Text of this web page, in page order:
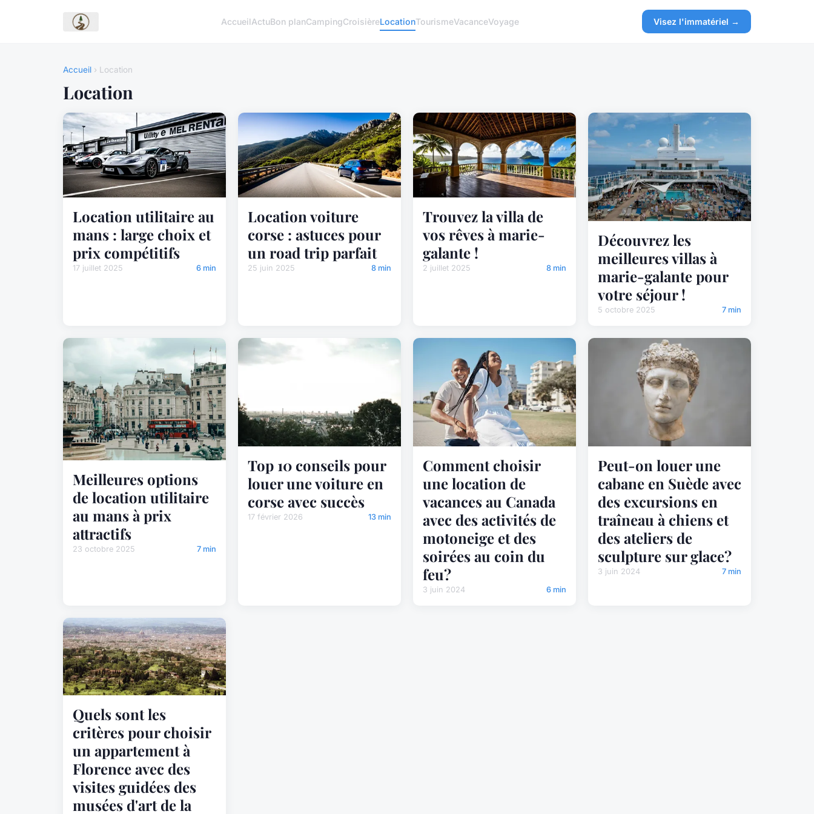
AccueilActuBon planCampingCroisièreLocationTourismeVacanceVoyage Visez l'immatériel →
Accueil › Location
Location
Location utilitaire au
mans : large choix et
prix compétitifs
17 juillet 2025 6 min
Location voiture
corse : astuces pour
un road trip parfait
25 juin 2025 8 min
Trouvez la villa de
vos rêves à marie-
galante !
2 juillet 2025 8 min
Découvrez les
meilleures villas à
marie-galante pour
votre séjour !
5 octobre 2025 7 min
Meilleures options
de location utilitaire
au mans à prix
attractifs
23 octobre 2025 7 min
Top 10 conseils pour
louer une voiture en
corse avec succès
17 février 2026 13 min
Comment choisir
une location de
vacances au Canada
avec des activités de
motoneige et des
soirées au coin du
feu?
3 juin 2024 6 min
Peut-on louer une
cabane en Suède avec
des excursions en
traîneau à chiens et
des ateliers de
sculpture sur glace?
3 juin 2024 7 min
Quels sont les
critères pour choisir
un appartement à
Florence avec des
visites guidées des
musées d'art de la